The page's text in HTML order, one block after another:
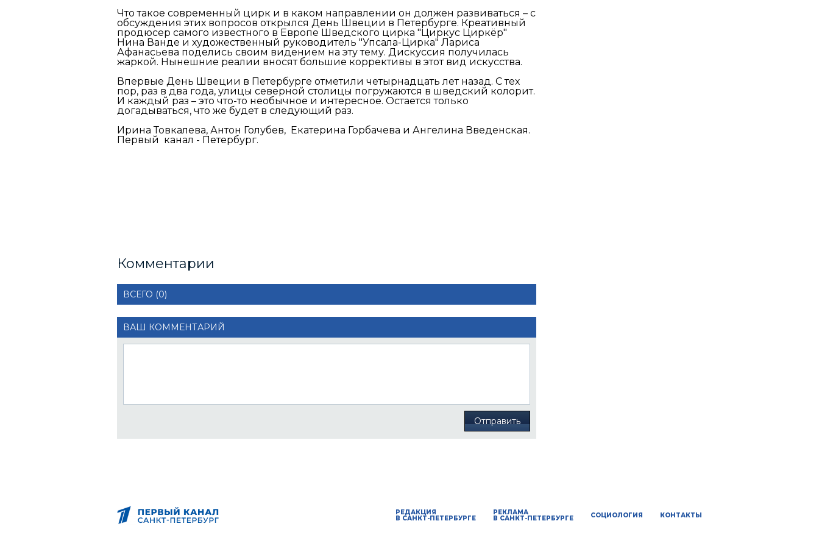
Что такое современный цирк и в каком направлении он должен развиваться – с
обсуждения этих вопросов открылся День Швеции в Петербурге. Креативный
продюсер самого известного в Европе Шведского цирка "Циркус Циркёр"
Нина Ванде и художественный руководитель "Упсала-Цирка" Лариса
Афанасьева поделись своим видением на эту тему. Дискуссия получилась
жаркой. Нынешние реалии вносят большие коррективы в этот вид искусства.
Впервые День Швеции в Петербурге отметили четырнадцать лет назад. С тех
пор, раз в два года, улицы северной столицы погружаются в шведский колорит.
И каждый раз – это что-то необычное и интересное. Остается только
догадываться, что же будет в следующий раз.
Ирина Товкалева, Антон Голубев, Екатерина Горбачева и Ангелина Введенская.
Первый канал - Петербург.
Комментарии
ВСЕГО (0)
ВАШ КОММЕНТАРИЙ
Отправить
РЕДАКЦИЯ
В САНКТ-ПЕТЕРБУРГЕ
РЕКЛАМА
В САНКТ-ПЕТЕРБУРГЕ СОЦИОЛОГИЯ КОНТАКТЫ